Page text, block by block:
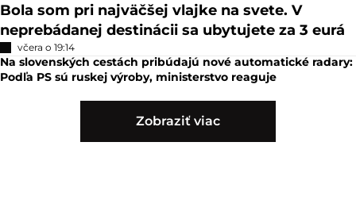
Bola som pri najväčšej vlajke na svete. V
neprebádanej destinácii sa ubytujete za 3 eurá
včera o 19:14
Na slovenských cestách pribúdajú nové automatické radary:
Podľa PS sú ruskej výroby, ministerstvo reaguje
Zobraziť viac